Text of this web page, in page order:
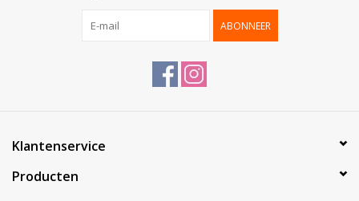
ABONNEER
Klantenservice
Producten